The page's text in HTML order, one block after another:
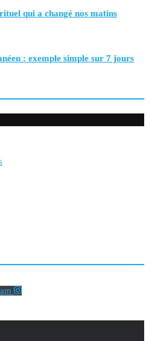
qui a changé nos matins
: exemple simple sur 7 jours